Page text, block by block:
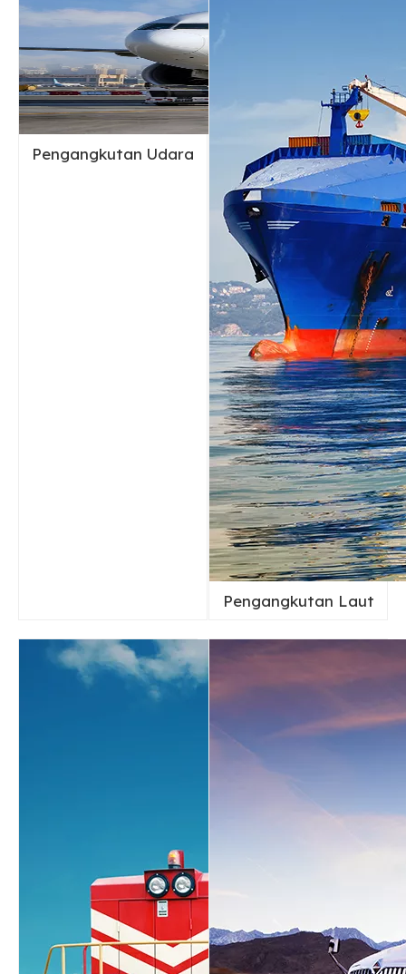
Pengangkutan Udara
Pengangkutan Laut